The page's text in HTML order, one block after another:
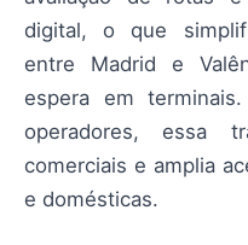
digital, o que
entre Madrid e
espera em
operadores, essa
comerciais e amplia
e domésticas.